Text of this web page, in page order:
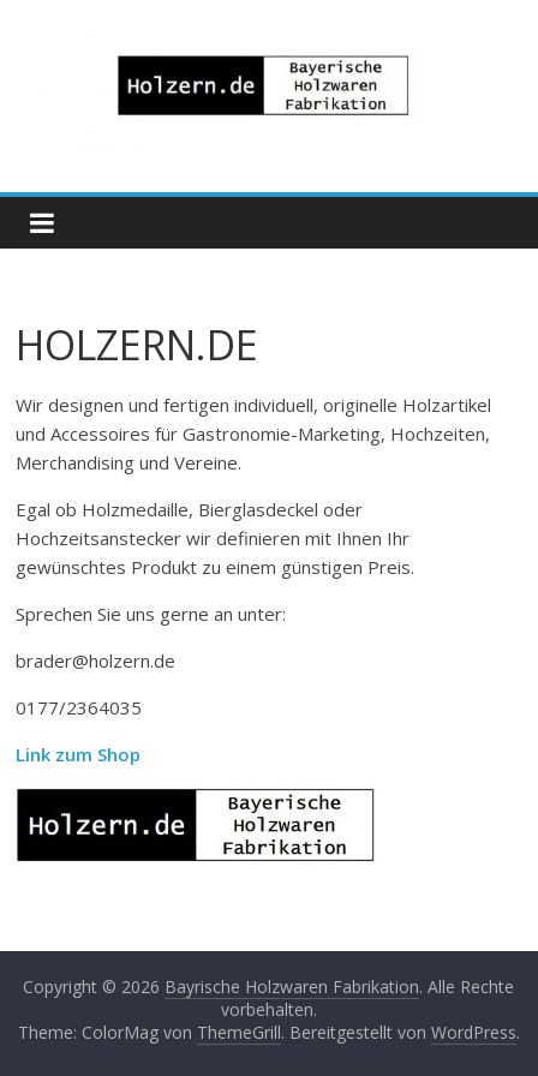
Bayrische
Holzwaren
Fabrikation
HOLZERN.DE
Wir designen und fertigen individuell, originelle Holzartikel
und Accessoires für Gastronomie-Marketing, Hochzeiten,
Merchandising und Vereine.
Egal ob Holzmedaille, Bierglasdeckel oder
Hochzeitsanstecker wir definieren mit Ihnen Ihr
gewünschtes Produkt zu einem günstigen Preis.
Sprechen Sie uns gerne an unter:
brader@holzern.de
0177/2364035
Link zum Shop
Copyright © 2026 Bayrische Holzwaren Fabrikation. Alle Rechte
vorbehalten.
Theme: ColorMag von ThemeGrill. Bereitgestellt von WordPress.